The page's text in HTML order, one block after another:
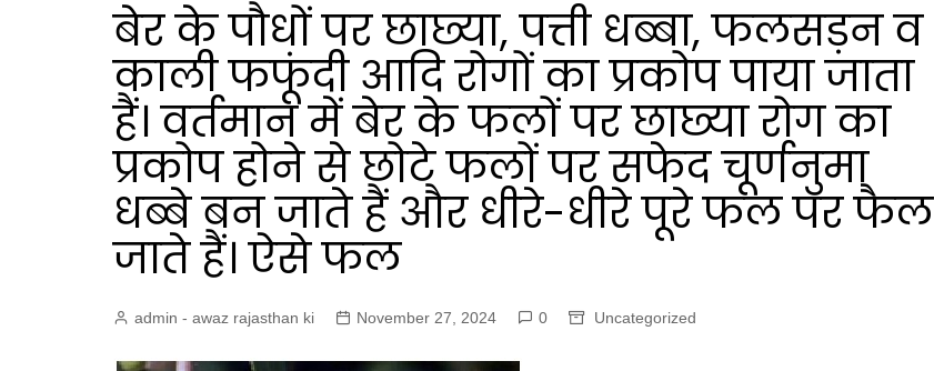
बेर के पौधों पर छाछ्या, पत्ती धब्बा, फलसड़न व
काली फफूंदी आदि रोगों का प्रकोप पाया जाता
हैं। वर्तमान में बेर के फलों पर छाछ्या रोग का
प्रकोप होने से छोटे फलों पर सफेद चूर्णनुमा
धब्बे बन जाते हैं और धीरे-धीरे पूरे फल पर फैल
जाते हैं। ऐसे फल
admin - awaz rajasthan ki November 27, 2024 0 Uncategorized